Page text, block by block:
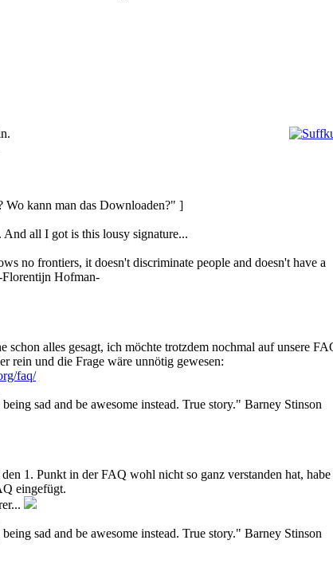
Wo kann man das Downloaden?" ]
all I got is this lousy signature...
no frontiers, it doesn't discriminate people and doesn't have a
Hofman-
schon alles gesagt, ich möchte trotzdem nochmal auf unsere
rein und die Frage wäre unnötig gewesen:
faq/
sad and be awesome instead. True story." Barney Stinson
1. Punkt in der FAQ wohl nicht so ganz verstanden hat, habe
eingefügt.
sad and be awesome instead. True story." Barney Stinson